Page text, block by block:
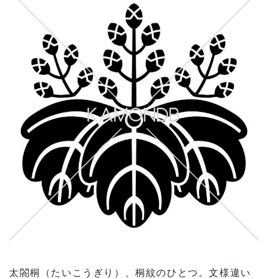
太閤桐（たいこうぎり）、桐紋のひとつ。文様違い